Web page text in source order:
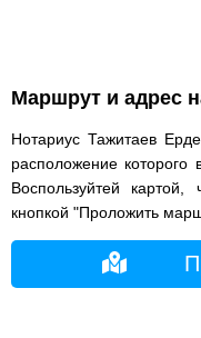
Маршрут и адрес
Нотариус Тажитаев
расположение которого
Воспользуйтей
кнопкой "Проложить